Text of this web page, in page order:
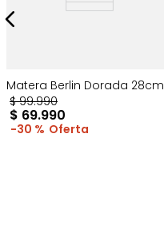
Matera Berlin Dorada 28cm
$ 99.990
$ 69.990
30 %